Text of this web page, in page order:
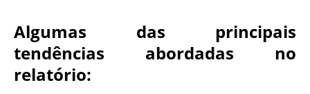
Algumas das principais
tendências abordadas no
relatório: